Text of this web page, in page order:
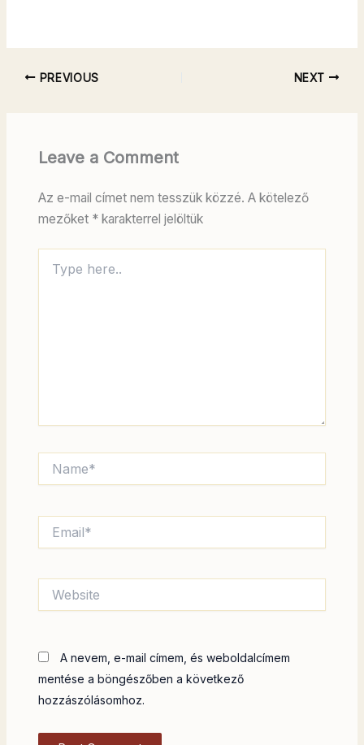
PREVIOUS NEXT
Leave a Comment
Az e-mail címet nem tesszük közzé. A kötelező
mezőket * karakterrel jelöltük
here..
A nevem, e-mail címem, és weboldalcímem
mentése a böngészőben a következő
hozzászólásomhoz.